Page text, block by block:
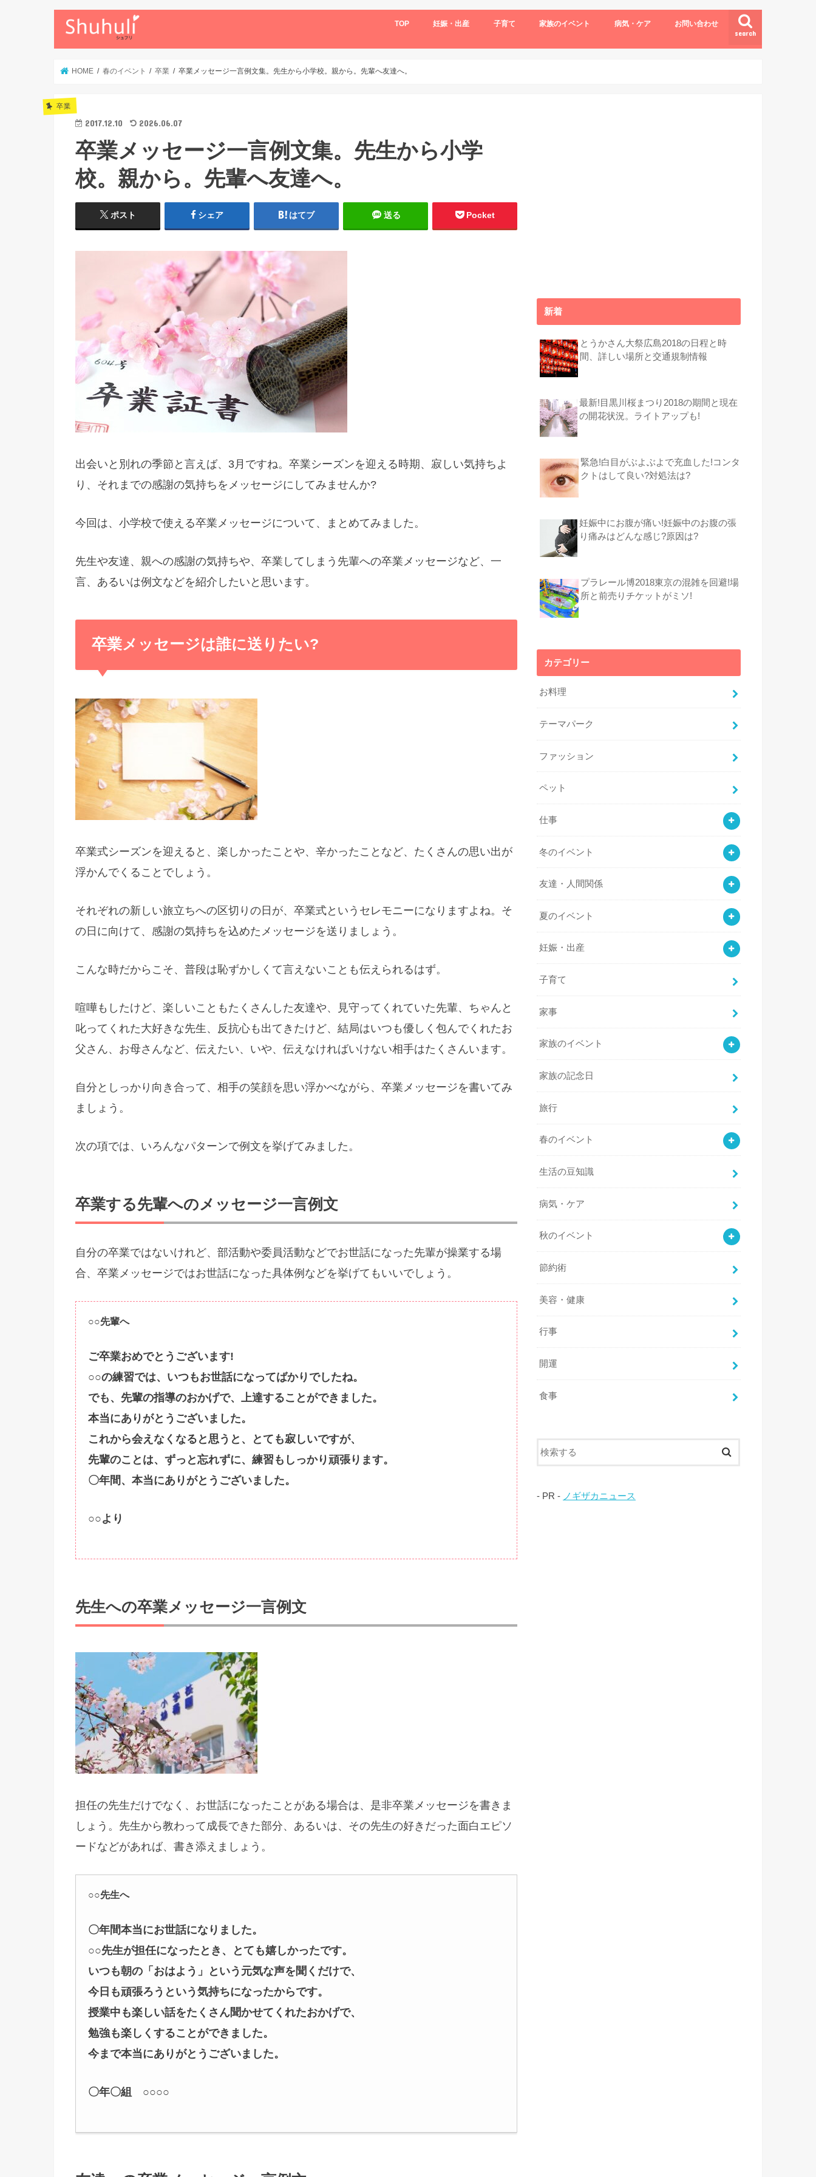
search
TOP 妊娠・出産 子育て 家族のイベント 病気・ケア お問い合わせ
HOME 春のイベント 卒業 卒業メッセージ一言例文集。先生から小学校。親から。先輩へ友達へ。
卒業
2017.12.10 2026.06.07
卒業メッセージ一言例文集。先生から小学
校。親から。先輩へ友達へ。
ポスト シェア はてブ 送る Pocket
出会いと別れの季節と言えば、3月ですね。卒業シーズンを迎える時期、寂しい気持ちよ
り、それまでの感謝の気持ちをメッセージにしてみませんか?
今回は、小学校で使える卒業メッセージについて、まとめてみました。
先生や友達、親への感謝の気持ちや、卒業してしまう先輩への卒業メッセージなど、一
言、あるいは例文などを紹介したいと思います。
卒業メッセージは誰に送りたい?
卒業式シーズンを迎えると、楽しかったことや、辛かったことなど、たくさんの思い出が
浮かんでくることでしょう。
それぞれの新しい旅立ちへの区切りの日が、卒業式というセレモニーになりますよね。そ
の日に向けて、感謝の気持ちを込めたメッセージを送りましょう。
こんな時だからこそ、普段は恥ずかしくて言えないことも伝えられるはず。
喧嘩もしたけど、楽しいこともたくさんした友達や、見守ってくれていた先輩、ちゃんと
叱ってくれた大好きな先生、反抗心も出てきたけど、結局はいつも優しく包んでくれたお
父さん、お母さんなど、伝えたい、いや、伝えなければいけない相手はたくさんいます。
自分としっかり向き合って、相手の笑顔を思い浮かべながら、卒業メッセージを書いてみ
ましょう。
次の項では、いろんなパターンで例文を挙げてみました。
卒業する先輩へのメッセージ一言例文
自分の卒業ではないけれど、部活動や委員活動などでお世話になった先輩が操業する場
合、卒業メッセージではお世話になった具体例などを挙げてもいいでしょう。
○○先輩へ
ご卒業おめでとうございます!
○○の練習では、いつもお世話になってばかりでしたね。
でも、先輩の指導のおかげで、上達することができました。
本当にありがとうございました。
これから会えなくなると思うと、とても寂しいですが、
先輩のことは、ずっと忘れずに、練習もしっかり頑張ります。
〇年間、本当にありがとうございました。
○○より
先生への卒業メッセージ一言例文
担任の先生だけでなく、お世話になったことがある場合は、是非卒業メッセージを書きま
しょう。先生から教わって成長できた部分、あるいは、その先生の好きだった面白エピソ
ードなどがあれば、書き添えましょう。
○○先生へ
〇年間本当にお世話になりました。
○○先生が担任になったとき、とても嬉しかったです。
いつも朝の「おはよう」という元気な声を聞くだけで、
今日も頑張ろうという気持ちになったからです。
授業中も楽しい話をたくさん聞かせてくれたおかげで、
勉強も楽しくすることができました。
今まで本当にありがとうございました。
〇年〇組 ○○○○
新着
とうかさん大祭広島2018の日程と時
間、詳しい場所と交通規制情報
最新!目黒川桜まつり2018の期間と現在
の開花状況。ライトアップも!
緊急!白目がぶよぶよで充血した!コンタ
クトはして良い?対処法は?
妊娠中にお腹が痛い!妊娠中のお腹の張
り痛みはどんな感じ?原因は?
プラレール博2018東京の混雑を回避!場
所と前売りチケットがミソ!
カテゴリー
お料理
テーマパーク
ファッション
ペット
仕事
冬のイベント
友達・人間関係
夏のイベント
妊娠・出産
子育て
家事
家族のイベント
家族の記念日
旅行
春のイベント
生活の豆知識
病気・ケア
秋のイベント
節約術
美容・健康
行事
開運
食事
- PR - ノギザカニュース